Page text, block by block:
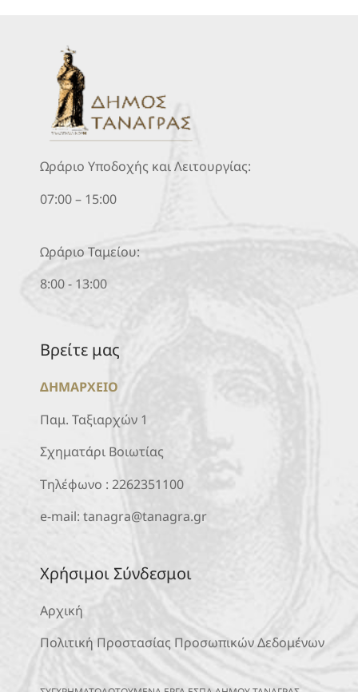
Ωράριο Υποδοχής και Λειτουργίας:
07:00 – 15:00
Ωράριο Ταμείου:
8:00 - 13:00
Βρείτε μας
ΔΗΜΑΡΧΕΙΟ
Παμ. Ταξιαρχών 1
Σχηματάρι Βοιωτίας
Τηλέφωνο : 2262351100
e-mail: tanagra@tanagra.gr
Χρήσιμοι Σύνδεσμοι
Αρχική
Πολιτική Προστασίας Προσωπικών Δεδομένων